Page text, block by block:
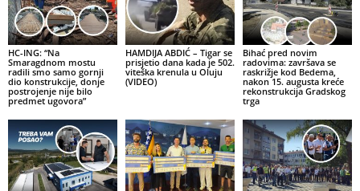
HC-ING: “Na
Smaragdnom mostu
radili smo samo gornji
dio konstrukcije, donje
postrojenje nije bilo
predmet ugovora”
HAMDIJA ABDIĆ – Tigar se
prisjetio dana kada je 502.
viteška krenula u Oluju
(VIDEO)
Bihać pred novim
radovima: završava se
raskrižje kod Bedema,
nakon 15. augusta kreće
rekonstrukcija Gradskog
trga